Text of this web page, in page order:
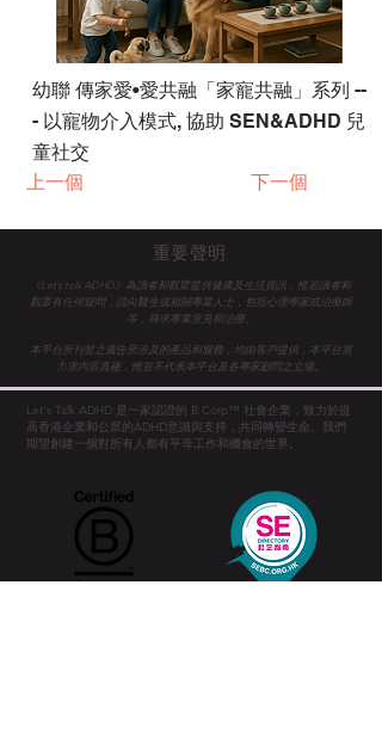
幼聯 傳家愛•愛共融「家寵共融」系列 --
- 以寵物介入模式, 協助 SEN&ADHD 兒
童社交
上一個
下一個
重要聲明
《Let’s talk ADHD》為讀者和觀眾提供健康及生活資訊，惟若讀者和
觀眾有任何疑問，請向醫生或相關專業人士，
包括心理學家或治療師
等，尋求專業意見和治療。
本平台所刊登之廣告所涉及的產品和服務，均由客戶提供，本平台當
力求內容真確，惟並不代表本平台及各專家顧問之立場。
Let's Talk ADHD 是一家認證的 B Corp™ 社會企業，致力於提
高香港企業和公眾的ADHD意識與支持，共同轉變生命。
我們
期望創建一個對所有人都有平等工作和機會的世界。